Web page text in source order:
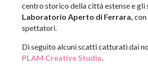
centro storico della città estense e gli
Laboratorio Aperto di Ferrara,
spettatori.
Di seguito alcuni scatti catturati dai
PLAM Creative Studio.